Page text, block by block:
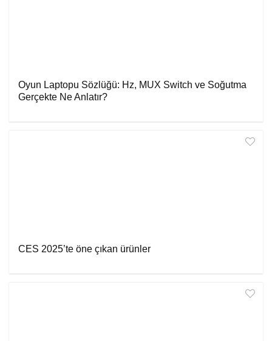
Oyun Laptopu Sözlüğü: Hz, MUX Switch ve Soğutma
Gerçekte Ne Anlatır?
CES 2025’te öne çıkan ürünler